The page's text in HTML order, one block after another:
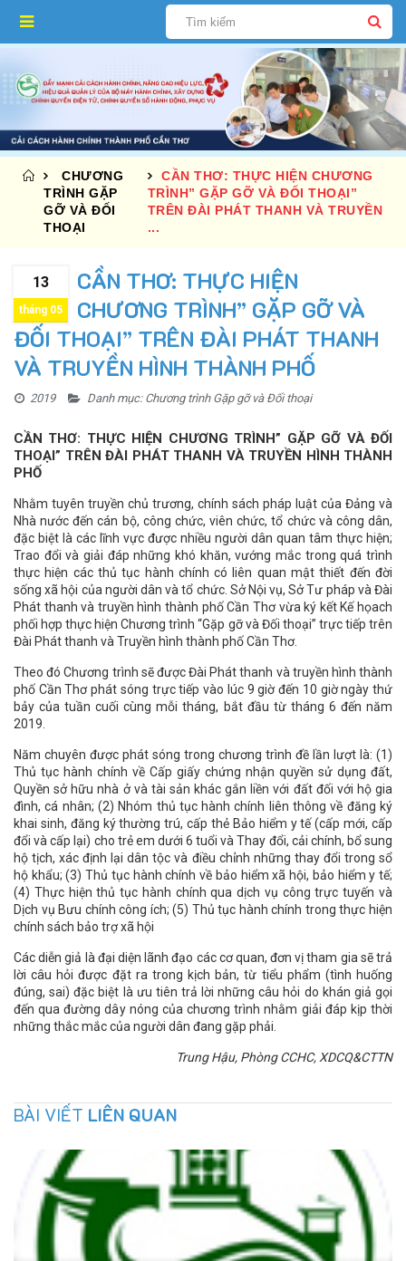
CHƯƠNG
TRÌNH GẶP
GỠ VÀ ĐỐI
THOẠI
CẦN THƠ: THỰC HIỆN CHƯƠNG
TRÌNH” GẶP GỠ VÀ ĐỐI THOẠI”
TRÊN ĐÀI PHÁT THANH VÀ TRUYỀN
...
13
tháng 05
CẦN THƠ: THỰC HIỆN
CHƯƠNG TRÌNH” GẶP GỠ VÀ
ĐỐI THOẠI” TRÊN ĐÀI PHÁT THANH
VÀ TRUYỀN HÌNH THÀNH PHỐ
2019 Danh mục: Chương trình Gặp gỡ và Đối thoại
CẦN THƠ: THỰC HIỆN CHƯƠNG TRÌNH” GẶP GỠ VÀ ĐỐI
THOẠI” TRÊN ĐÀI PHÁT THANH VÀ TRUYỀN HÌNH THÀNH
PHỐ
Nhằm tuyên truyền chủ trương, chính sách pháp luật của Đảng và
Nhà nước đến cán bộ, công chức, viên chức, tổ chức và công dân,
đặc biệt là các lĩnh vực được nhiều người dân quan tâm thực hiện;
Trao đổi và giải đáp những khó khăn, vướng mắc trong quá trình
thực hiện các thủ tục hành chính có liên quan mật thiết đến đời
sống xã hội của người dân và tổ chức. Sở Nội vụ, Sở Tư pháp và Đài
Phát thanh và truyền hình thành phố Cần Thơ vừa ký kết Kế họach
phối hợp thực hiện Chương trình “Gặp gỡ và Đối thoại” trực tiếp trên
Đài Phát thanh và Truyền hình thành phố Cần Thơ.
Theo đó Chương trình sẽ được Đài Phát thanh và truyền hình thành
phố Cần Thơ phát sóng trực tiếp vào lúc 9 giờ đến 10 giờ ngày thứ
bảy của tuần cuối cùng mỗi tháng, bắt đầu từ tháng 6 đến năm
2019.
Năm chuyên được phát sóng trong chương trình đề lần lượt là: (1)
Thủ tục hành chính về Cấp giấy chứng nhận quyền sử dụng đất,
Quyền sở hữu nhà ở và tài sản khác gắn liền với đất đối với hộ gia
đình, cá nhân; (2) Nhóm thủ tục hành chính liên thông về đăng ký
khai sinh, đăng ký thường trú, cấp thẻ Bảo hiểm y tế (cấp mới, cấp
đổi và cấp lại) cho trẻ em dưới 6 tuổi và Thay đổi, cải chính, bổ sung
hộ tịch, xác định lại dân tộc và điều chỉnh những thay đổi trong sổ
hộ khẩu; (3) Thủ tục hành chính về bảo hiểm xã hội, bảo hiểm y tế;
(4) Thực hiện thủ tục hành chính qua dịch vụ công trực tuyến và
Dịch vụ Bưu chính công ích; (5) Thủ tục hành chính trong thực hiện
chính sách bảo trợ xã hội
Các diễn giả là đại diện lãnh đạo các cơ quan, đơn vị tham gia sẽ trả
lời câu hỏi được đặt ra trong kịch bản, từ tiểu phẩm (tình huống
đúng, sai) đặc biệt là ưu tiên trả lời những câu hỏi do khán giả gọi
đến qua đường dây nóng của chương trình nhằm giải đáp kịp thời
những thắc mắc của người dân đang gặp phải.
Trung Hậu, Phòng CCHC, XDCQ&CTTN
BÀI VIẾT LIÊN QUAN